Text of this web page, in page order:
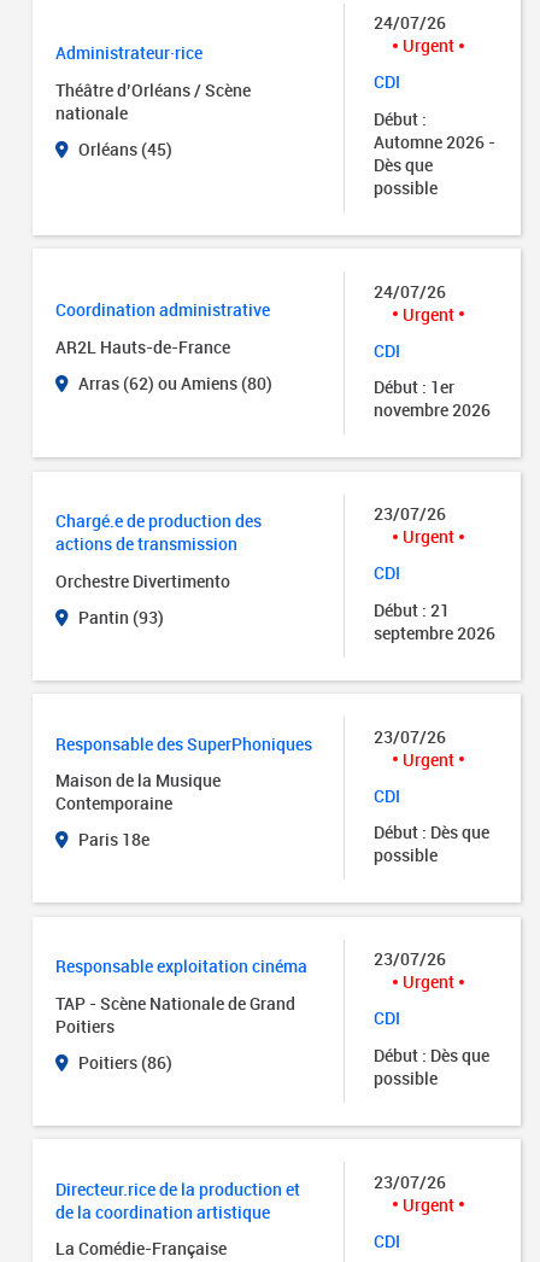
Administrateur·rice
Théâtre d’Orléans / Scène
nationale
Orléans (45)
24/07/26
Urgent
CDI
Début :
Automne 2026 -
Dès que
possible
Coordination administrative
AR2L Hauts-de-France
Arras (62) ou Amiens (80)
24/07/26
Urgent
CDI
Début : 1er
novembre 2026
Chargé.e de production des
actions de transmission
Orchestre Divertimento
Pantin (93)
23/07/26
Urgent
CDI
Début : 21
septembre 2026
Responsable des SuperPhoniques
Maison de la Musique
Contemporaine
Paris 18e
23/07/26
Urgent
CDI
Début : Dès que
possible
Responsable exploitation cinéma
TAP - Scène Nationale de Grand
Poitiers
Poitiers (86)
23/07/26
Urgent
CDI
Début : Dès que
possible
Directeur.rice de la production et
de la coordination artistique
La Comédie-Française
23/07/26
Urgent
CDI